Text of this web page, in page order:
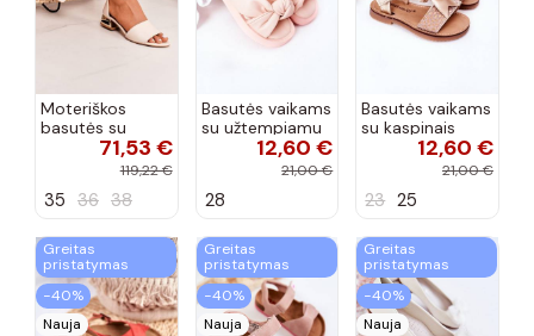
Moteriškos
basutės su
aukso spalvos
kulniukais Laura
spalvos
71,53 €
119,22 €
35 36 38
Basutės vaikams
su užtempiamu
užsegimu
rožinės spalvos
12,60 €
21,00 €
28
Basutės vaikams
su kaspinais
aukso spalvos
12,60 €
21,00 €
23 25
Greitas
pristatymas
−40%
Nauja
Greitas
pristatymas
−40%
Nauja
Greitas
pristatymas
−40%
Nauja